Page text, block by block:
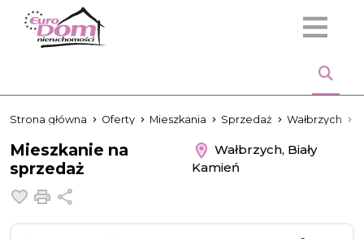
Strona główna Oferty Mieszkania Sprzedaż Wałbrzych
Mieszkanie na
sprzedaż
Wałbrzych, Biały
Kamień
Dodaj do ulubionych
Drukuj